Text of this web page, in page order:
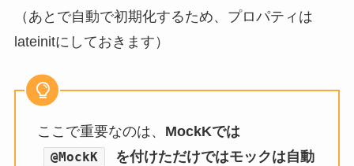
（あとで自動で初期化するため、プロパティは
lateinitにしておきます）
ここで重要なのは、 MockKでは
@MockK
を付けただけではモックは自動